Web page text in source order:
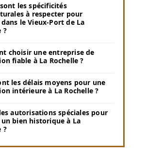
les spécificités
à respecter pour
le Vieux-Port de La
?
choisir une entreprise de
fiable à La Rochelle ?
les délais moyens pour une
intérieure à La Rochelle ?
autorisations spéciales pour
bien historique à La
?